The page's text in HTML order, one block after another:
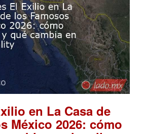
en La Casa de
México 2026: cómo